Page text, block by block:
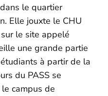
le quartier
Elle jouxte le CHU
le site appelé
une grande partie
à partir de la
du PASS se
campus de